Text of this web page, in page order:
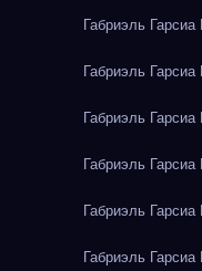
Габриэль
Габриэль
Габриэль
Габриэль
Габриэль
Габриэль